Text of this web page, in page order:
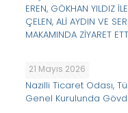
EREN, GÖKHAN YILDIZ
ÇELEN, ALİ AYDIN VE
MAKAMINDA ZİYARET
21 Mayıs 2026
Nazilli Ticaret Odası,
Genel Kurulunda